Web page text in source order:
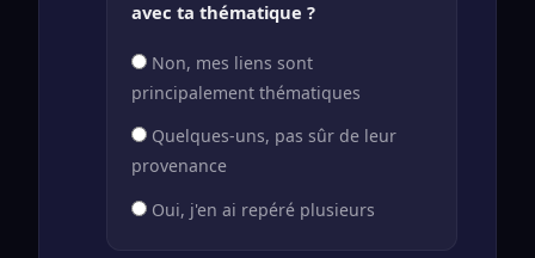
avec ta thématique ?
Non, mes liens sont
principalement thématiques
Quelques-uns, pas sûr de leur
provenance
Oui, j'en ai repéré plusieurs